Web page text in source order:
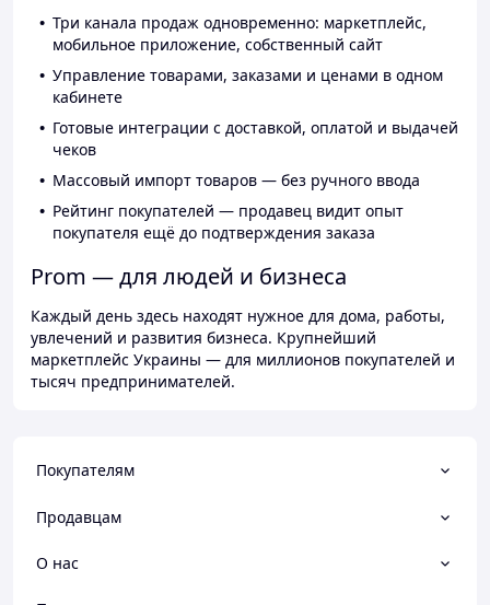
Три канала продаж одновременно: маркетплейс,
мобильное приложение, собственный сайт
Управление товарами, заказами и ценами в одном
кабинете
Готовые интеграции с доставкой, оплатой и выдачей
чеков
Массовый импорт товаров — без ручного ввода
Рейтинг покупателей — продавец видит опыт
покупателя ещё до подтверждения заказа
Prom — для людей и бизнеса
Каждый день здесь находят нужное для дома, работы,
увлечений и развития бизнеса. Крупнейший
маркетплейс Украины — для миллионов покупателей и
тысяч предпринимателей.
Покупателям
Продавцам
О нас